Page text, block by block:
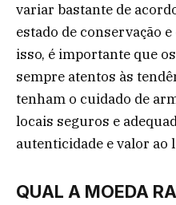
variar bastante de
estado de conservação
isso, é importante que
sempre atentos às
tenham o cuidado de
locais seguros e
autenticidade e valor ao
QUAL A MOEDA